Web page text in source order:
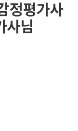
정평가사
사님